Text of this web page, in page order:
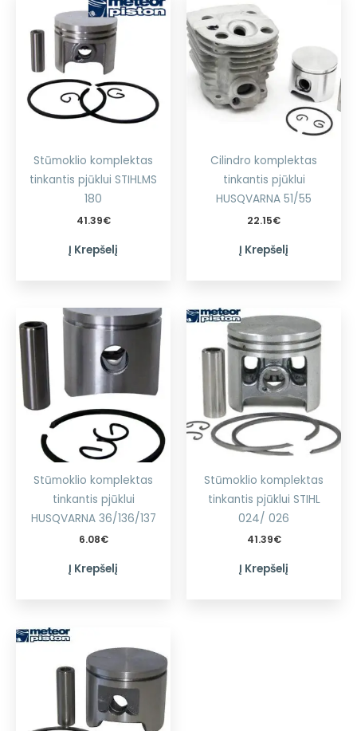
Stūmoklio komplektas
tinkantis pjūklui STIHLMS
180
41.39€
Į Krepšelį
Cilindro komplektas
tinkantis pjūklui
HUSQVARNA 51/55
22.15€
Į Krepšelį
Stūmoklio komplektas
tinkantis pjūklui
HUSQVARNA 36/136/137
6.08€
Į Krepšelį
Stūmoklio komplektas
tinkantis pjūklui STIHL
024/ 026
41.39€
Į Krepšelį